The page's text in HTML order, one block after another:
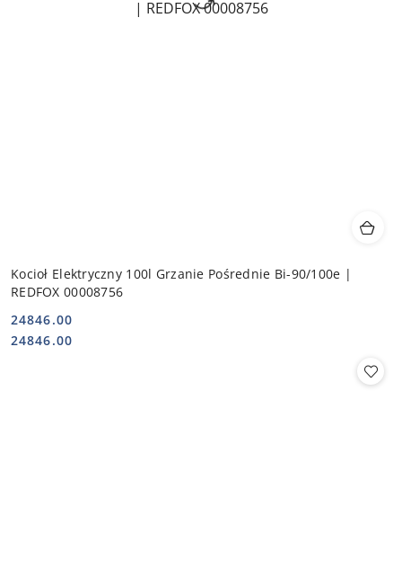
Kocioł Elektryczny 100l Grzanie Pośrednie Bi-90/100e |
REDFOX 00008756
Cena:
24846.00
Cena:
24846.00